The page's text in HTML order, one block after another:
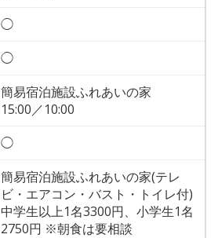
◯
◯
簡易宿泊施設ふれあいの家
15:00／10:00
◯
簡易宿泊施設ふれあいの家(テレ
ビ・エアコン・バスト・トイレ付)
中学生以上1名3300円、小学生1名
2750円 ※朝食は要相談